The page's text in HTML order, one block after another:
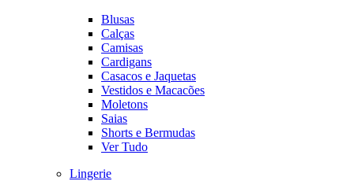
Blusas
Calças
Camisas
Cardigans
Casacos e Jaquetas
Vestidos e Macacões
Moletons
Saias
Shorts e Bermudas
Ver Tudo
Lingerie